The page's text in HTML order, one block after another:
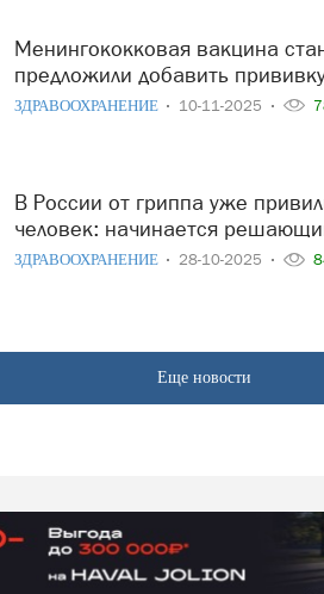
Менингококковая вакцина станет бесплатной? В Госдуме
предложили добавить
ЗДРАВООХРАНЕНИЕ 10-11-2025
В России от гриппа уже привили более 47 миллионов
человек: начинается
ЗДРАВООХРАНЕНИЕ 28-10-2025
Еще новости